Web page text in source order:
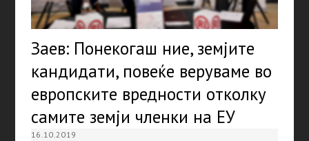
Заев: Понекогаш ние, земјите
кандидати, повеќе веруваме во
европските вредности отколку
самите земји членки на ЕУ
16.10.2019